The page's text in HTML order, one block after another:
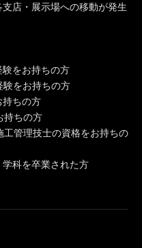
店・展示場への移動が発生
験をお持ちの方
験をお持ちの方
持ちの方
持ちの方
工管理技士の資格をお持ちの
学科を卒業された方